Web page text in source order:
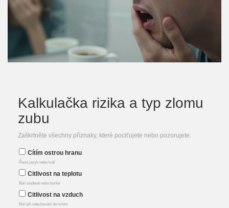
Kalkulačka rizika a typ zlomu
zubu
Zaškrtněte všechny příznaky, které pociťujete nebo pozorujete:
Cítím ostrou hranu
Řezá jazyk nebo tvář
Citlivost na teplotu
Bolí studené nebo horké
Citlivost na vzduch
Bolí při vdechování do místa